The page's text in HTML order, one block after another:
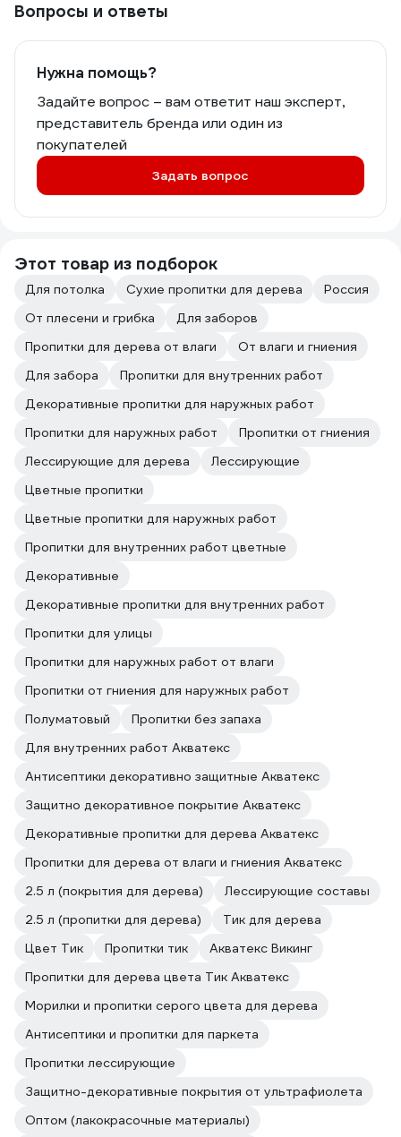
Вопросы и ответы
Нужна помощь?
Задайте вопрос – вам ответит наш эксперт,
представитель бренда или один из
покупателей
Задать вопрос
Этот товар из подборок
Для потолка Сухие пропитки для дерева
Россия
От плесени и грибка
Для заборов
Пропитки для дерева от влаги
От влаги и гниения
Для забора
Пропитки для внутренних работ
Декоративные пропитки для наружных работ
Пропитки для наружных работ
Пропитки от гниения
Лессирующие для дерева
Лессирующие
Цветные пропитки
Цветные пропитки для наружных работ
Пропитки для внутренних работ цветные
Декоративные
Декоративные пропитки для внутренних работ
Пропитки для улицы
Пропитки для наружных работ от влаги
Пропитки от гниения для наружных работ
Полуматовый
Пропитки без запаха
Для внутренних работ Акватекс
Антисептики декоративно защитные Акватекс
Защитно декоративное покрытие Акватекс
Декоративные пропитки для дерева Акватекс
Пропитки для дерева от влаги и гниения Акватекс
2.5 л (покрытия для дерева)
Лессирующие составы
2.5 л (пропитки для дерева)
Тик для дерева
Цвет Тик
Пропитки тик
Акватекс Викинг
Пропитки для дерева цвета Тик Акватекс
Морилки и пропитки серого цвета для дерева
Антисептики и пропитки для паркета
Пропитки лессирующие
Защитно-декоративные покрытия от ультрафиолета
Оптом (лакокрасочные материалы)